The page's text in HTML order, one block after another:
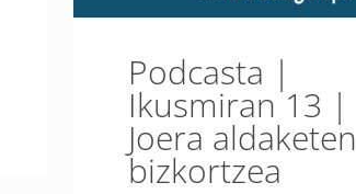
Podcasta |
Ikusmiran 13 |
Joera aldaketen
bizkortzea